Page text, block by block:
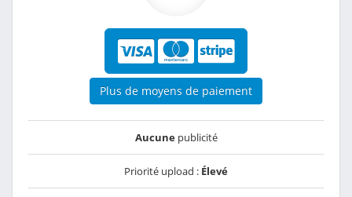
Plus de moyens de paiement
Aucunepublicité
Priorité upload : Élevé